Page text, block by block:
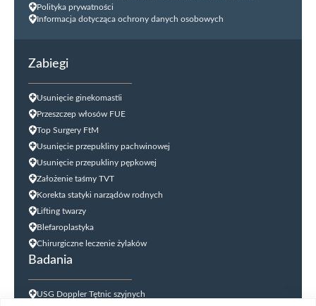
Polityka prywatności
Informacja dotycząca ochrony danych osobowych
Zabiegi
Usunięcie ginekomastii
Przeszczep włosów FUE
Top Surgery FtM
Usunięcie przepukliny pachwinowej
Usunięcie przepukliny pępkowej
Założenie taśmy TVT
Korekta statyki narządów rodnych
Lifting twarzy
Blefaroplastyka
Chirurgiczne leczenie żylaków
Badania
USG Doppler Tętnic szyjnych